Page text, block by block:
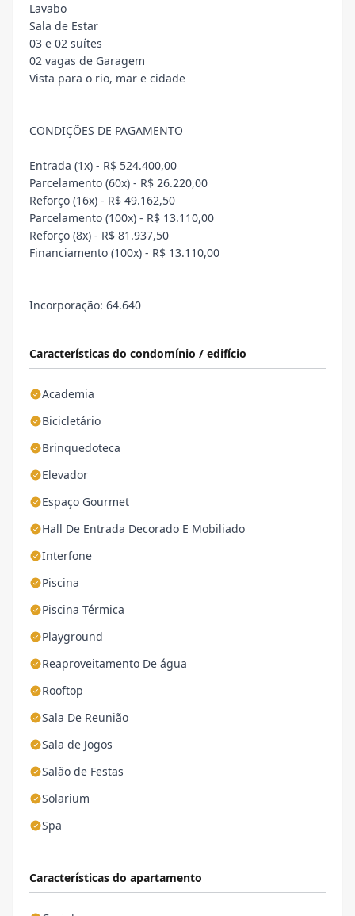
Características do condomínio / edifício
Academia
Bicicletário
Brinquedoteca
Elevador
Espaço Gourmet
Hall De Entrada Decorado E Mobiliado
Interfone
Piscina
Piscina Térmica
Playground
Reaproveitamento De água
Rooftop
Sala De Reunião
Sala de Jogos
Salão de Festas
Solarium
Spa
Características do apartamento
Lavabo
Sala de Estar
03 e 02 suítes
02 vagas de Garagem
Vista para o rio, mar e cidade
CONDIÇÕES DE PAGAMENTO
Entrada (1x) - R$ 524.400,00
Parcelamento (60x) - R$ 26.220,00
Reforço (16x) - R$ 49.162,50
Parcelamento (100x) - R$ 13.110,00
Reforço (8x) - R$ 81.937,50
Financiamento (100x) - R$ 13.110,00
Incorporação: 64.640